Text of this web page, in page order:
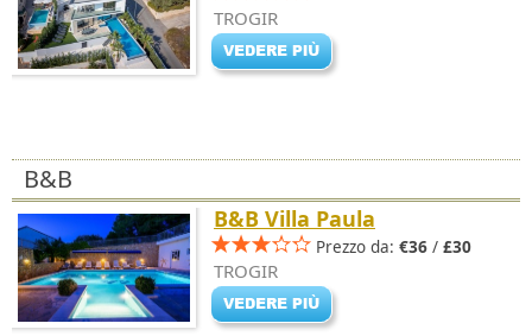
TROGIR
B&B
B&B Villa Paula
Prezzo da: €36 / £30
TROGIR